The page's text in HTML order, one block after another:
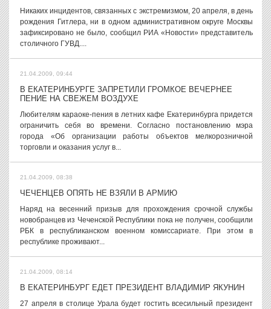
Никаких инцидентов, связанных с экстремизмом, 20 апреля, в день
рождения Гитлера, ни в одном административном округе Москвы
зафиксировано не было, сообщил РИА «Новости» представитель
столичного ГУВД....
21.04.2009, 09:44
В ЕКАТЕРИНБУРГЕ ЗАПРЕТИЛИ ГРОМКОЕ ВЕЧЕРНЕЕ
ПЕНИЕ НА СВЕЖЕМ ВОЗДУХЕ
Любителям караоке-пения в летних кафе Екатеринбурга придется
ограничить себя во времени. Согласно постановлению мэра
города «Об организации работы объектов мелкорозничной
торговли и оказания услуг в...
21.04.2009, 08:38
ЧЕЧЕНЦЕВ ОПЯТЬ НЕ ВЗЯЛИ В АРМИЮ
Наряд на весенний призыв для прохождения срочной службы
новобранцев из Чеченской Республики пока не получен, сообщили
РБК в республиканском военном комиссариате. При этом в
республике проживают...
21.04.2009, 08:14
В ЕКАТЕРИНБУРГ ЕДЕТ ПРЕЗИДЕНТ ВЛАДИМИР ЯКУНИН
27 апреля в столице Урала будет гостить всесильный президент